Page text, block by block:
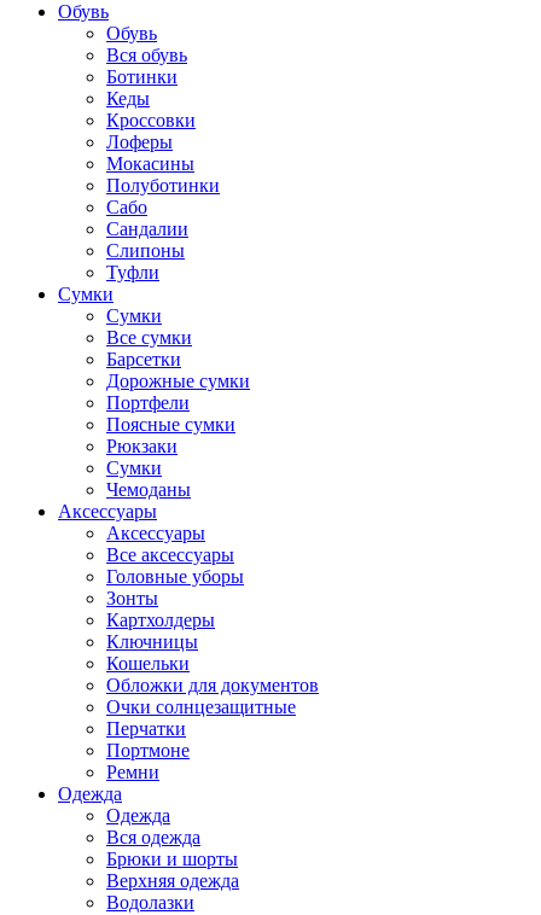
Обувь
Обувь
Вся обувь
Ботинки
Кеды
Кроссовки
Лоферы
Мокасины
Полуботинки
Сабо
Сандалии
Слипоны
Туфли
Сумки
Сумки
Все сумки
Барсетки
Дорожные сумки
Портфели
Поясные сумки
Рюкзаки
Сумки
Чемоданы
Аксессуары
Аксессуары
Все аксессуары
Головные уборы
Зонты
Картхолдеры
Ключницы
Кошельки
Обложки для документов
Очки солнцезащитные
Перчатки
Портмоне
Ремни
Одежда
Одежда
Вся одежда
Брюки и шорты
Верхняя одежда
Водолазки